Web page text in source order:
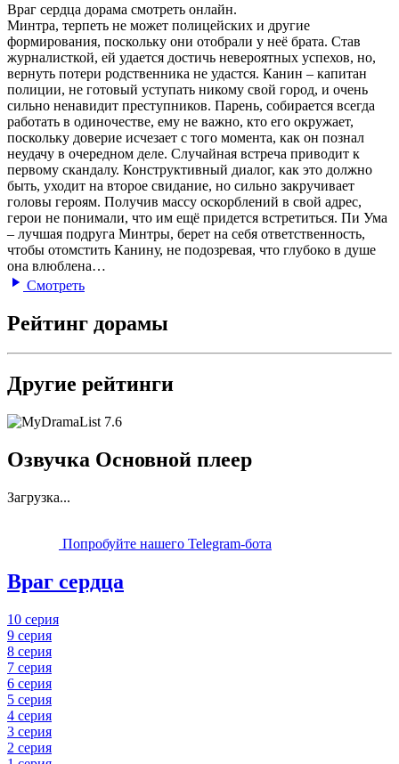
Враг сердца дорама смотреть онлайн.
Минтра, терпеть не может полицейских и другие
формирования, поскольку они отобрали у неё брата. Став
журналисткой, ей удается достичь невероятных успехов, но,
вернуть потери родственника не удастся. Канин – капитан
полиции, не готовый уступать никому свой город, и очень
сильно ненавидит преступников. Парень, собирается всегда
работать в одиночестве, ему не важно, кто его окружает,
поскольку доверие исчезает с того момента, как он познал
неудачу в очередном деле. Случайная встреча приводит к
первому скандалу. Конструктивный диалог, как это должно
быть, уходит на второе свидание, но сильно закручивает
головы героям. Получив массу оскорблений в свой адрес,
герои не понимали, что им ещё придется встретиться. Пи Ума
– лучшая подруга Минтры, берет на себя ответственность,
чтобы отомстить Канину, не подозревая, что глубоко в душе
она влюблена…
Смотреть
Рейтинг дорамы
Другие рейтинги
7.6
Озвучка Основной плеер
Загрузка...
Попробуйте нашего Telegram-бота
Враг сердца
10 серия
9 серия
8 серия
7 серия
6 серия
5 серия
4 серия
3 серия
2 серия